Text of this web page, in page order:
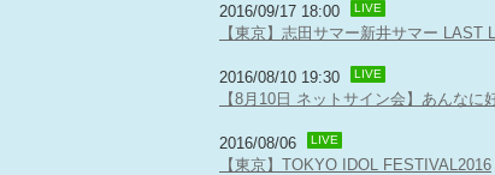
2016/09/17 18:00 LIVE
【東京】志田サマー新井サマー
2016/08/10 19:30 LIVE
【8月10日 ネットサイン会】あんなに
2016/08/06 LIVE
【東京】TOKYO IDOL FESTIVAL2016